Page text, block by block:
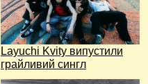
Layuchi Kvity випустили
грайливий сингл